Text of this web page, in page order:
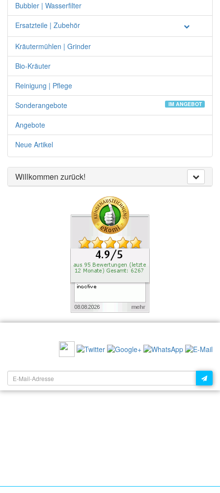
Bubbler | Wasserfilter
Ersatzteile | Zubehör
Kräutermühlen | Grinder
Bio-Kräuter
Reinigung | Pflege
Sonderangebote
IM ANGEBOT
Angebote
Neue Artikel
Willkommen zurück!